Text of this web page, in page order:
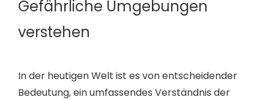
Gefährliche Umgebungen
verstehen
In der heutigen Welt ist es von entscheidender
Bedeutung, ein umfassendes Verständnis der